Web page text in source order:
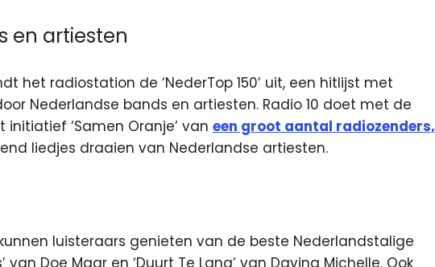
en artiesten
het radiostation de ‘NederTop 150’ uit, een hitlijst met
Nederlandse bands en artiesten. Radio 10 doet met de
‘Samen Oranje’ van een groot aantal radiozenders,
liedjes draaien van Nederlandse artiesten.
kunnen luisteraars genieten van de beste Nederlandstalige
van Doe Maar en ‘Duurt Te Lang’ van Davina Michelle. Ook